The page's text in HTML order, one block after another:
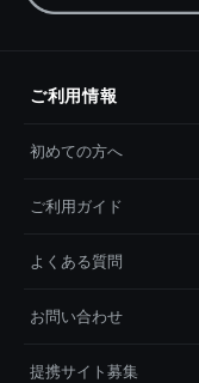
ご利用情報
初めての方へ
ご利用ガイド
よくある質問
お問い合わせ
提携サイト募集